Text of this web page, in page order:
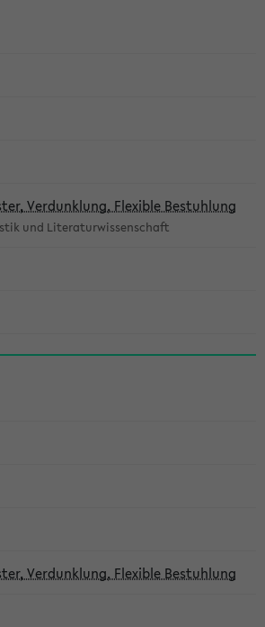
Verdunklung, Flexible Bestuhlung
und Literaturwissenschaft
Verdunklung, Flexible Bestuhlung